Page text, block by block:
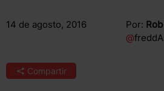
14 de agosto, 2016 Por:
@
Compartir